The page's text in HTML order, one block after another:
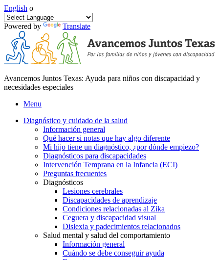
English o
Powered by Translate
Avancemos Juntos Texas: Ayuda para niños con discapacidad y
necesidades especiales
Menu
Diagnóstico y cuidado de la salud
Información general
Qué hacer si notas que hay algo diferente
Mi hijo tiene un diagnóstico, ¿por dónde empiezo?
Diagnósticos para discapacidades
Intervención Temprana en la Infancia (ECI)
Preguntas frecuentes
Diagnósticos
Lesiones cerebrales
Discapacidades de aprendizaje
Condiciones relacionadas al Zika
Ceguera y discapacidad visual
Dislexia y padecimientos relacionados
Salud mental y salud del comportamiento
Información general
Cuándo se debe conseguir ayuda